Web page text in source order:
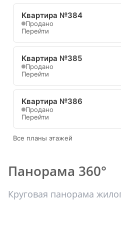
Квартира №384
Продано
Перейти
Квартира №385
Продано
Перейти
Квартира №386
Продано
Перейти
Все планы этажей
Панорама 360°
Круговая панорама